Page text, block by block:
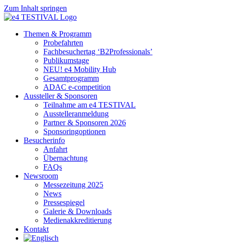
Zum Inhalt springen
Themen & Programm
Probefahrten
Fachbesuchertag ‘B2Professionals’
Publikumstage
NEU! e4 Mobility Hub
Gesamtprogramm
ADAC e-competition
Aussteller & Sponsoren
Teilnahme am e4 TESTIVAL
Ausstelleranmeldung
Partner & Sponsoren 2026
Sponsoringoptionen
Besucherinfo
Anfahrt
Übernachtung
FAQs
Newsroom
Messezeitung 2025
News
Pressespiegel
Galerie & Downloads
Medienakkreditierung
Kontakt